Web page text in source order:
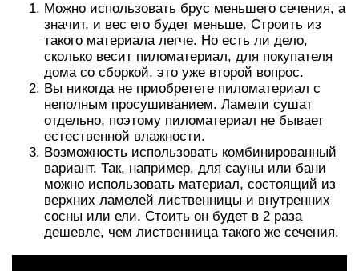
Можно использовать брус меньшего сечения, а
значит, и вес его будет меньше. Строить из
такого материала легче. Но есть ли дело,
сколько весит пиломатериал, для покупателя
дома со сборкой, это уже второй вопрос.
Вы никогда не приобретете пиломатериал с
неполным просушиванием. Ламели сушат
отдельно, поэтому пиломатериал не бывает
естественной влажности.
Возможность использовать комбинированный
вариант. Так, например, для сауны или бани
можно использовать материал, состоящий из
верхних ламелей лиственницы и внутренних
сосны или ели. Стоить он будет в 2 раза
дешевле, чем лиственница такого же сечения.